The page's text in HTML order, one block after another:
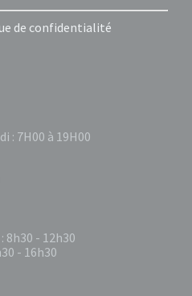
de confidentialité
: 7H00 à 19H00
8h30 - 12h30
- 16h30